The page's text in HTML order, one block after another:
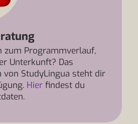
zum Programmverlauf,
Unterkunft? Das
von StudyLingua steht dir
Hier findest du